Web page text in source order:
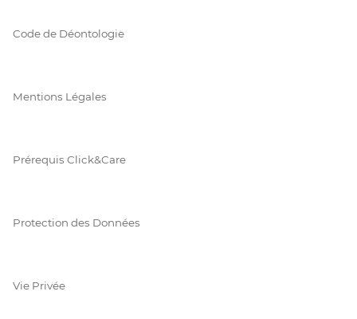
Code de Déontologie
Mentions Légales
Prérequis Click&Care
Protection des Données
Vie Privée